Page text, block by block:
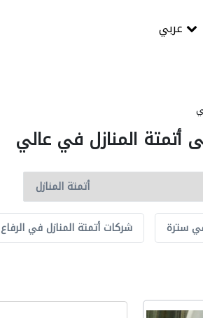
أتمتة المنازل في عالي
شركات أتمتة المنازل في الرفاع سترة